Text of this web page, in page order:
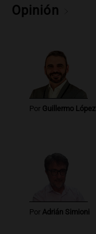
Opinión
Por Guillermo López
Por Adrián Simioni